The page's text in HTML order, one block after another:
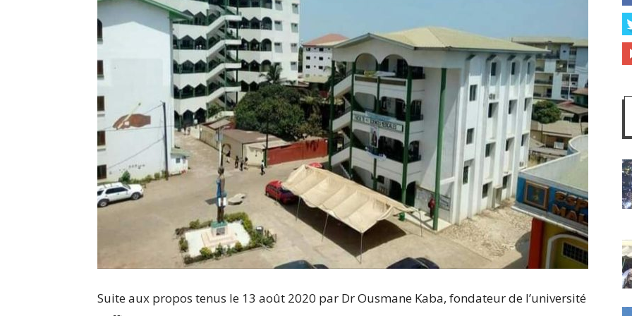
Suite aux propos tenus le 13 août 2020 par Dr Ousmane Kaba, fondateur de l’université